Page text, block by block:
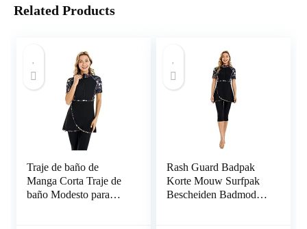
Related Products
Traje de baño de
Manga Corta Traje de
baño Modesto para
Rash Guard Badpak
Korte Mouw Surfpak
Bescheiden Badmode